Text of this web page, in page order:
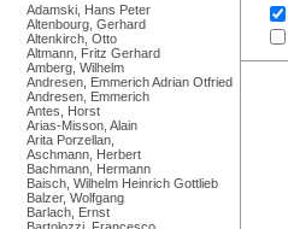
Adamski, Hans Peter
Altenbourg, Gerhard
Altenkirch, Otto
Altmann, Fritz Gerhard
Amberg, Wilhelm
Andresen, Emmerich Adrian Otfried
Andresen, Emmerich
Antes, Horst
Arias-Misson, Alain
Arita Porzellan,
Aschmann, Herbert
Bachmann, Hermann
Baisch, Wilhelm Heinrich Gottlieb
Balzer, Wolfgang
Barlach, Ernst